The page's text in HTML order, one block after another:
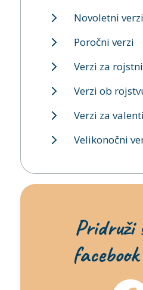
Novoletni verzi
Poročni verzi
Verzi za
Verzi ob
Verzi za
Velikonočni
Pridruži